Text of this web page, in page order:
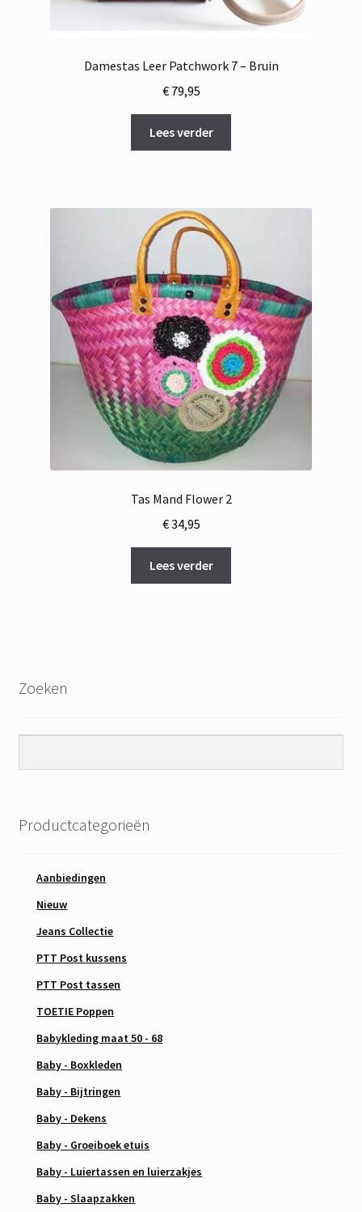
Damestas Leer Patchwork 7 – Bruin
€79,95
Lees verder
Tas Mand Flower 2
€34,95
Lees verder
Zoeken
Productcategorieën
Aanbiedingen
Nieuw
Jeans Collectie
PTT Post kussens
PTT Post tassen
TOETIE Poppen
Babykleding maat 50 - 68
Baby - Boxkleden
Baby - Bijtringen
Baby - Dekens
Baby - Groeiboek etuis
Baby - Luiertassen en luierzakjes
Baby - Slaapzakken